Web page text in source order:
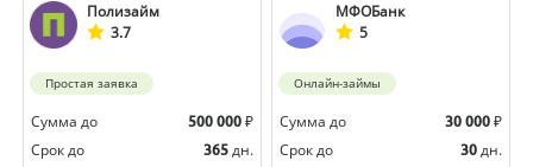
Полизайм
3.7
Простая заявка
Сумма до 500 000 ₽
Срок до
365 дн.
МФОБанк
5
Онлайн-займы
Сумма до 30 000 ₽
Срок до
30 дн.